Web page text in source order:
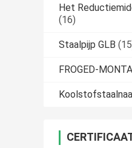
Het
(16)
Staalpijp GLB
FROGED-